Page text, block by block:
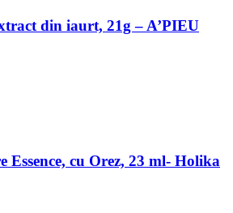
din iaurt, 21g – A’PIEU
Essence, cu Orez, 23 ml- Holika